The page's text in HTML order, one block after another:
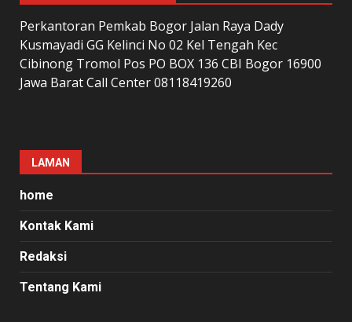
Perkantoran Pemkab Bogor Jalan Raya Dady
Kusmayadi GG Kelinci No 02 Kel Tengah Kec
Cibinong Tromol Pos PO BOX 136 CBI Bogor 16900
Jawa Barat Call Center 08118419260
LAMAN
home
Kontak Kami
Redaksi
Tentang Kami